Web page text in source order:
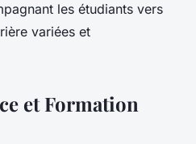
les étudiants vers
variées et
et Formation